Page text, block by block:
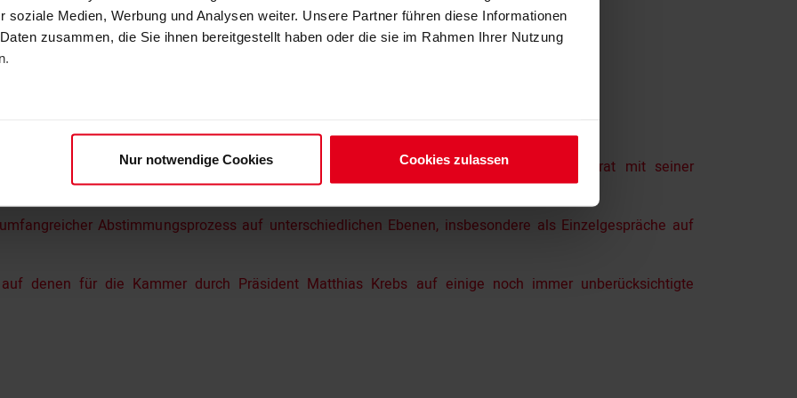
soziale Medien, Werbung und Analysen weiter. Unsere Partner führen diese Informationen
zusammen, die Sie ihnen bereitgestellt haben oder die sie im Rahmen Ihrer Nutzung
Nur notwendige Cookies Cookies zulassen
2016 ein neues „Brandenburgisches Ingenieurgesetz“ (BbgIngG) beschlossen. Es trat mit seiner
Abstimmungsprozess auf unterschiedlichen Ebenen, insbesondere als Einzelgespräche auf
denen für die Kammer durch Präsident Matthias Krebs auf einige noch immer unberücksichtigte